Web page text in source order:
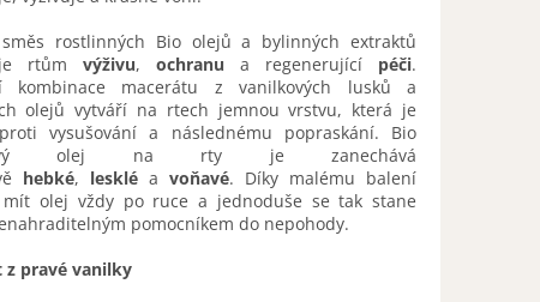
směs rostlinných Bio olejů a bylinných extraktů
rtům výživu, ochranu a regenerující péči.
kombinace macerátu z vanilkových lusků a
olejů vytváří na rtech jemnou vrstvu, která je
vysušování a následnému popraskání. Bio
olej na rty je zanechává
hebké, leskléa voňavé. Díky malému balení
mít olej vždy po ruce a jednoduše se tak stane
pomocníkem do nepohody.
z pravé vanilky